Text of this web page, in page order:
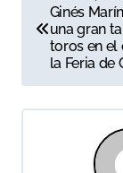
a
e
Ginés
una gran
toros en el
la Feria de